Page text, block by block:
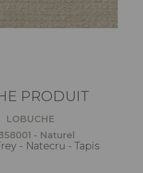
PRODUIT
LOBUCHE
- Naturel
- Natecru - Tapis